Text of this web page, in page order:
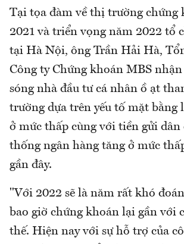
Tại tọa đàm về thị trường chứng
2021 và triển vọng năm 2022 tổ
tại Hà Nội, ông Trần Hải Hà,
Công ty Chứng khoán MBS
sóng nhà đầu tư cá nhân ồ ạt
trường dựa trên yếu tố mặt bằng
ở mức thấp cùng với tiền gửi dân
thống ngân hàng tăng ở mức
gần đây.
"Với 2022 sẽ là năm rất khó
bao giờ chứng khoán lại gần với
thế. Hiện nay với sự hỗ trợ của